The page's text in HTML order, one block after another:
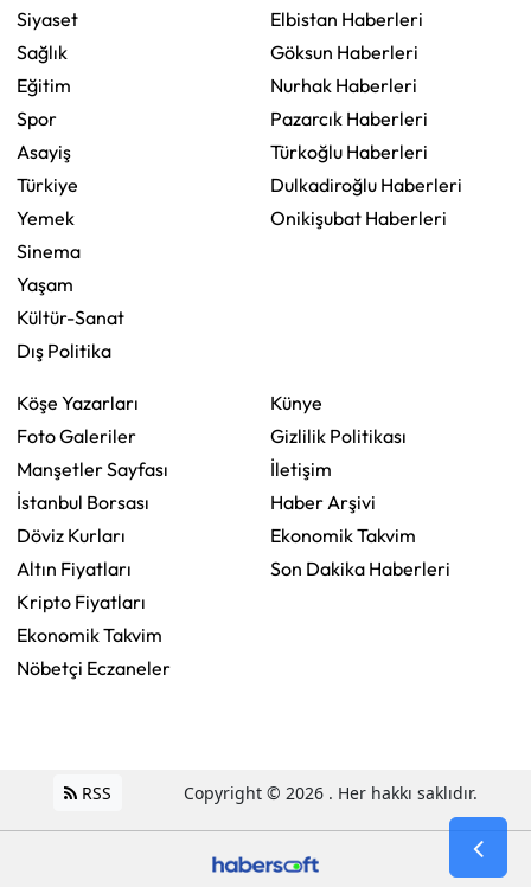
Siyaset
Sağlık
Eğitim
Spor
Asayiş
Türkiye
Yemek
Sinema
Yaşam
Kültür-Sanat
Dış Politika
Elbistan Haberleri
Göksun Haberleri
Nurhak Haberleri
Pazarcık Haberleri
Türkoğlu Haberleri
Dulkadiroğlu Haberleri
Onikişubat Haberleri
Köşe Yazarları
Foto Galeriler
Manşetler Sayfası
İstanbul Borsası
Döviz Kurları
Altın Fiyatları
Kripto Fiyatları
Ekonomik Takvim
Nöbetçi Eczaneler
Künye
Gizlilik Politikası
İletişim
Haber Arşivi
Ekonomik Takvim
Son Dakika Haberleri
RSS Copyright © 2026 . Her hakkı saklıdır.